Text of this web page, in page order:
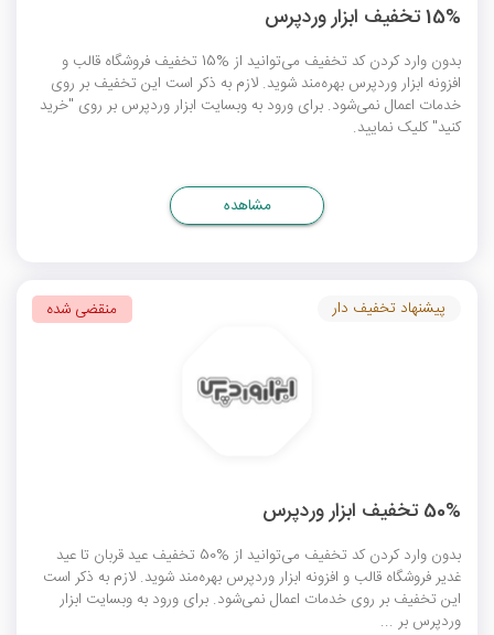
15% تخفیف ابزار وردپرس
بدون وارد کردن کد تخفیف می‌توانید از %15 تخفیف فروشگاه قالب و
افزونه ابزار وردپرس بهره‌مند شوید. لازم به ذکر است این تخفیف بر روی
خدمات اعمال نمی‌شود. برای ورود به وبسایت ابزار وردپرس بر روی "خرید
کنید" کلیک نمایید.
مشاهده
50% تخفیف ابزار وردپرس
بدون وارد کردن کد تخفیف می‌توانید از %50 تخفیف عید قربان تا عید
غدیر فروشگاه قالب و افزونه ابزار وردپرس بهره‌مند شوید. لازم به ذکر است
این تخفیف بر روی خدمات اعمال نمی‌شود. برای ورود به وبسایت ابزار
وردپرس بر ...
پیشنهاد تخفیف دار منقضی شده